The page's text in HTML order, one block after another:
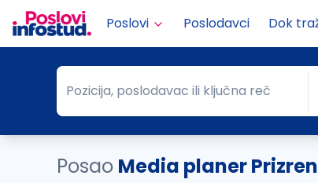
Poslovi Poslodavci Dok
Pozicija, poslodavac ili ključna reč
Pozicija, poslodavac ili ključna reč
Posao Media planer Prizren